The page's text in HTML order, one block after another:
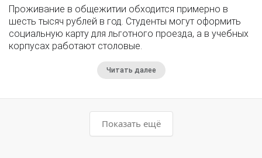
Проживание в общежитии обходится примерно в
шесть тысяч рублей в год. Студенты могут оформить
социальную карту для льготного проезда, а в учебных
корпусах работают столовые.
Читать далее
Показать ещё